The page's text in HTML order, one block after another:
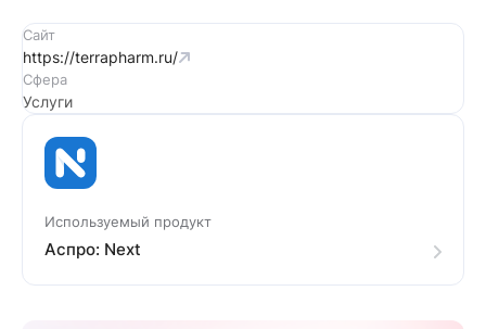
Сайт
https://terrapharm.ru/
Сфера
Услуги
Используемый продукт
Аспро: Next